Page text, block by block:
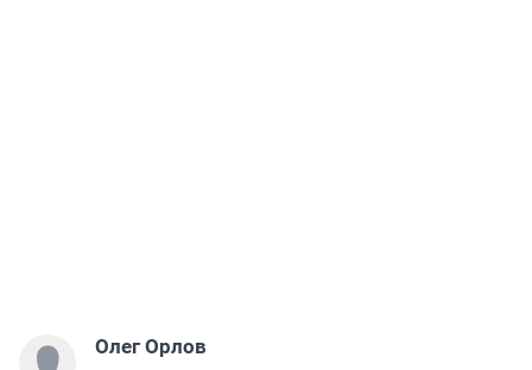
Олег Орлов